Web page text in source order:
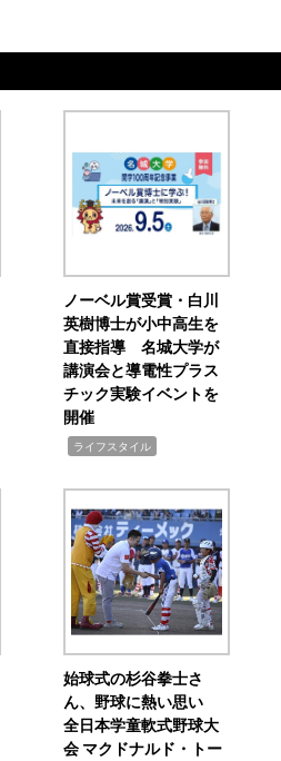
ノーベル賞受賞・白川
英樹博士が小中高生を
直接指導 名城大学が
講演会と導電性プラス
チック実験イベントを
開催
ライフスタイル
始球式の杉谷拳士さ
ん、野球に熱い思い
全日本学童軟式野球大
会 マクドナルド・トー